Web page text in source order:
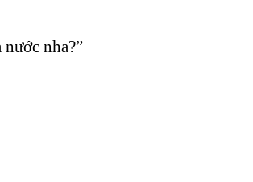
nha?”